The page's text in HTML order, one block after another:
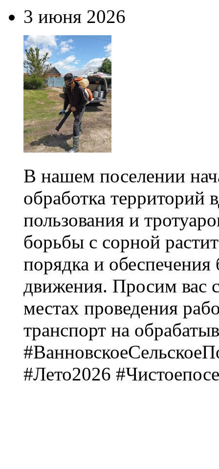
3 июня 2026
В нашем поселении
обработка территорий
пользования и
борьбы с сорной
порядка и
движения. Просим вас
местах проведения
транспорт на
#Лето2026